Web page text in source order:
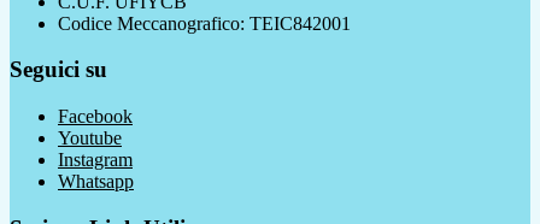
Codice Meccanografico: TEIC842001
Seguici su
Facebook
Youtube
Instagram
Whatsapp